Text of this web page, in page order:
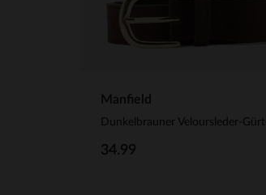
Manfield
34.99